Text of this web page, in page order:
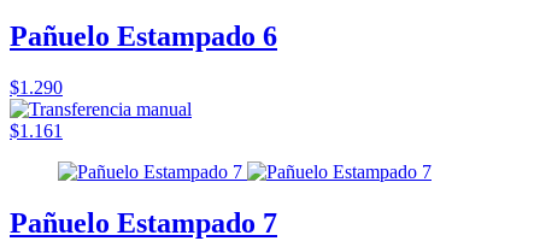
Pañuelo Estampado 6
$1.290
$1.161
Pañuelo Estampado 7